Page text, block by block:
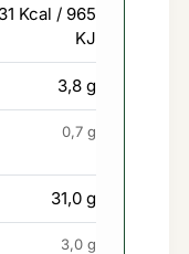
Kcal / 965
KJ
3,8 g
0,7 g
31,0 g
3,0 g